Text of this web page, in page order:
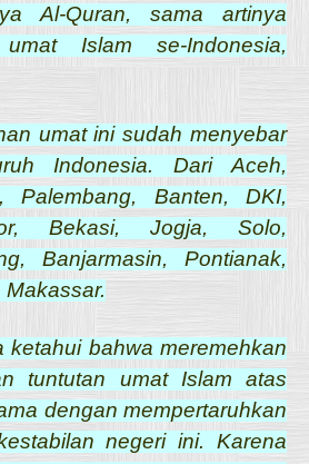
Al-Quran, sama artinya
Islam se-Indonesia,
umat ini sudah menyebar
Indonesia. Dari Aceh,
Palembang, Banten, DKI,
Bekasi, Jogja, Solo,
Banjarmasin, Pontianak,
ketahui bahwa meremehkan
tuntutan umat Islam atas
dengan mempertaruhkan
negeri ini. Karena